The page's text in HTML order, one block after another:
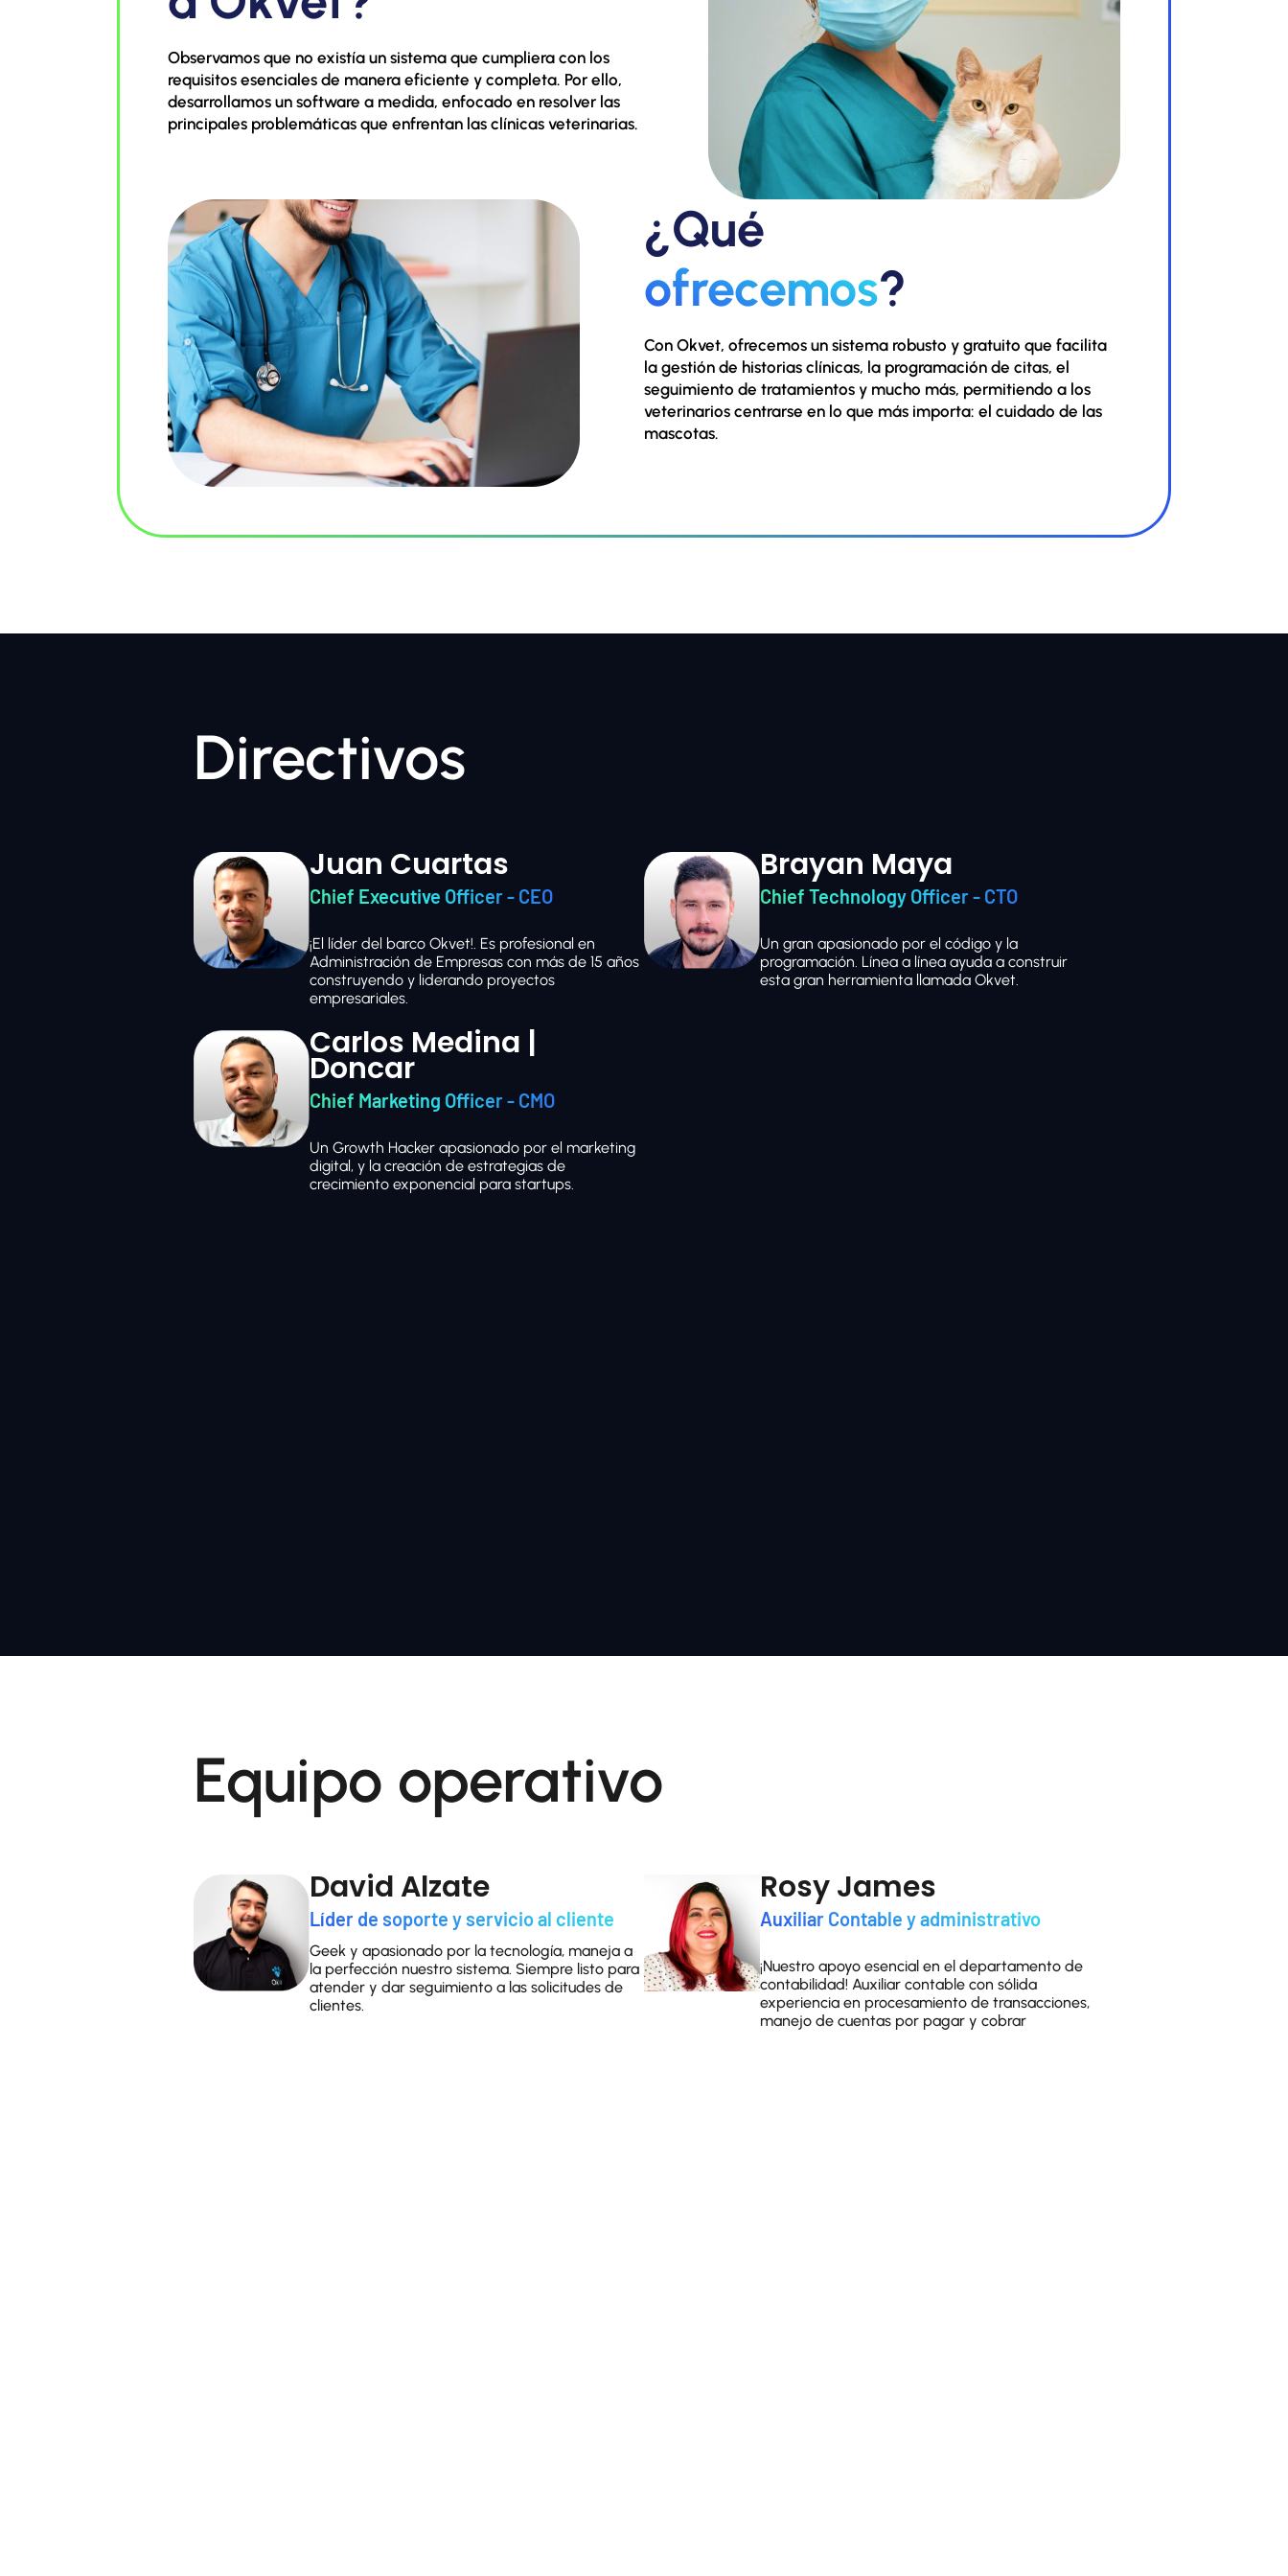
Observamos que no existía un sistema que cumpliera con los
requisitos esenciales de manera eficiente y completa. Por ello,
desarrollamos un software a medida, enfocado en resolver las
principales problemáticas que enfrentan las clínicas veterinarias.
¿Qué
ofrecemos?
Con Okvet, ofrecemos un sistema robusto y gratuito que facilita
la gestión de historias clínicas, la programación de citas, el
seguimiento de tratamientos y mucho más, permitiendo a los
veterinarios centrarse en lo que más importa: el cuidado de las
mascotas.
Directivos
Juan Cuartas
Chief Executive Officer - CEO
¡El líder del barco Okvet!. Es profesional en
Administración de Empresas con más de 15 años
construyendo y liderando proyectos
empresariales.
Brayan Maya
Chief Technology Officer - CTO
Un gran apasionado por el código y la
programación. Línea a línea ayuda a construir
esta gran herramienta llamada Okvet.
Carlos Medina |
Doncar
Chief Marketing Officer - CMO
Un Growth Hacker apasionado por el marketing
digital, y la creación de estrategias de
crecimiento exponencial para startups.
Equipo operativo
David Alzate
Líder de soporte y servicio al cliente
Geek y apasionado por la tecnología, maneja a
la perfección nuestro sistema. Siempre listo para
atender y dar seguimiento a las solicitudes de
clientes.
Rosy James
Auxiliar Contable y administrativo​
¡Nuestro apoyo esencial en el departamento de
contabilidad! Auxiliar contable con sólida
experiencia en procesamiento de transacciones,
manejo de cuentas por pagar y cobrar